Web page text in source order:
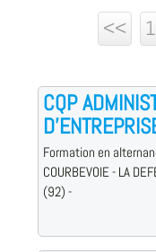
<<
1
CQP
Formation en
COURBEVOIE - LA
(92) -